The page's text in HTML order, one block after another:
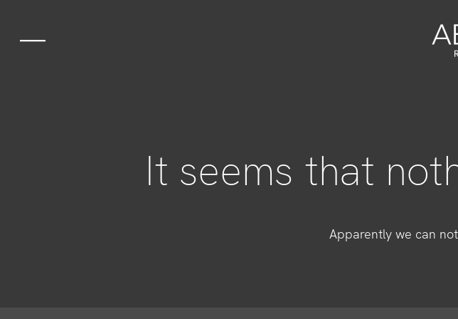
Esperienze
Gruppi ed eventi
It seems that
Apparently we can